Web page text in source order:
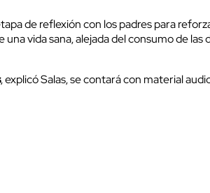
de reflexión con los padres para
vida sana, alejada del consumo de las
, explicó Salas, se contará con material